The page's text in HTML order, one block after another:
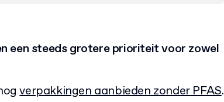
een steeds grotere prioriteit voor zowel
verpakkingen aanbieden zonder PFAS.